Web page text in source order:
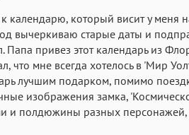
календарю, который висит у меня
вычеркиваю старые даты и
Папа привез этот календарь из
что мне всегда хотелось в 'Мир
лучшим подарком, помимо
изображения замка,
и полдюжины разных персонажей,